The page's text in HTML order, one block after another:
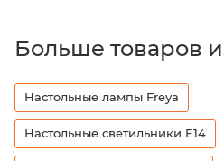
Больше товаров
Настольные лампы Freya
Настольные светильники E14